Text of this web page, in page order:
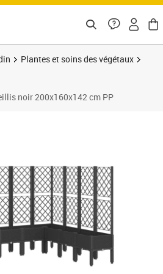
Plantes et soins des végétaux
noir 200x160x142 cm PP